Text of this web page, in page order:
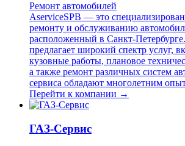
Ремонт автомобилей
AserviceSPB — это
ремонту и обслуживанию
расположенный в Санкт-
предлагает широкий спектр услуг,
кузовные работы, плановое
а также ремонт различных систем
сервиса обладают многолетним
Перейти к компании →
ГАЗ-Сервис